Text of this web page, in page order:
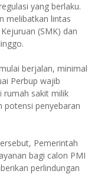
yang berlaku.
melibatkan lintas
(SMK) dan
berjalan, minimal
Perbup wajib
rumah sakit milik
potensi penyebaran
Pemerintah
bagi calon PMI
perlindungan